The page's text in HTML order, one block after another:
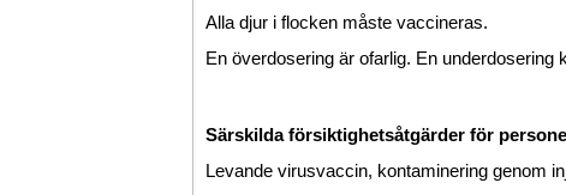
Alla djur i flocken måste vaccineras.
En överdosering är ofarlig. En underdosering
Särskilda försiktighetsåtgärder för
Levande virusvaccin, kontaminering genom